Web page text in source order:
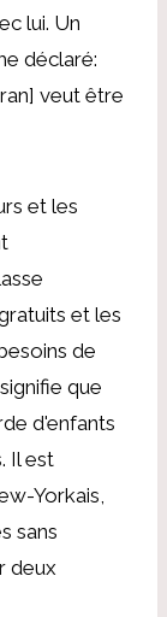
lui. Un
déclaré:
veut être
et les
et les
de
que
d'enfants
Il est
Yorkais,
sans
deux